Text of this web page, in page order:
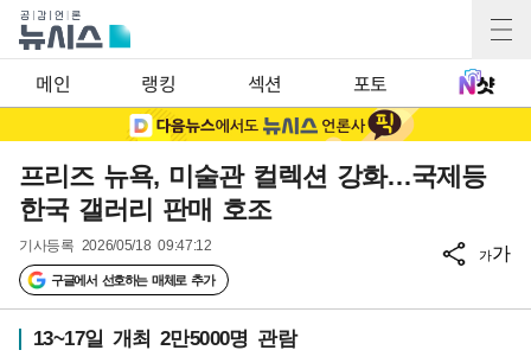
메인 랭킹 섹션 포토
프리즈 뉴욕, 미술관 컬렉션 강화…국제등
한국 갤러리 판매 호조
기사등록 2026/05/18 09:47:12
구글에서 선호하는 매체로 추가
가가
13~17일 개최 2만5000명 관람